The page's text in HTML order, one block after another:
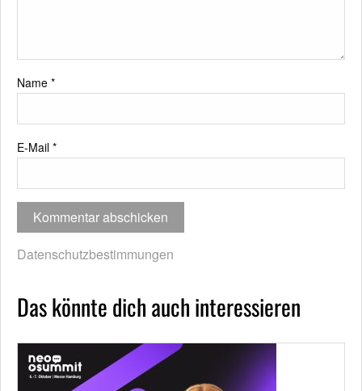
Name *
E-Mail *
Datenschutzbestimmungen
Das könnte dich auch interessieren